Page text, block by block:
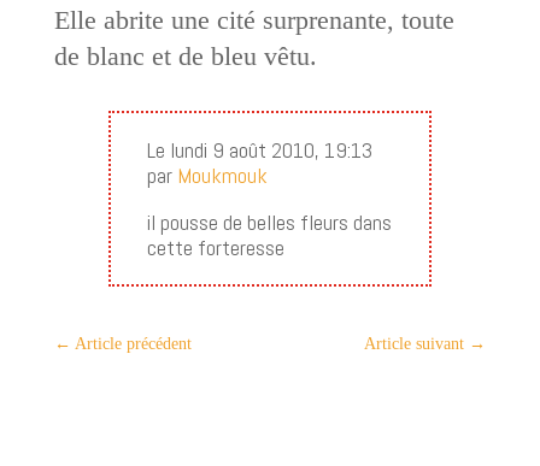
Elle abrite une cité surprenante, toute
de blanc et de bleu vêtu.
Le lundi 9 août 2010, 19:13
par Moukmouk
il pousse de belles fleurs dans
cette forteresse
← Article précédent Article suivant →